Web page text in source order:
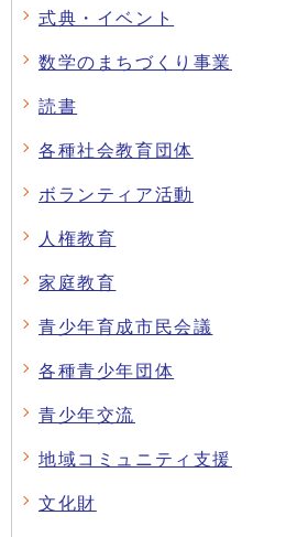
式典・イベント
数学のまちづくり事業
読書
各種社会教育団体
ボランティア活動
人権教育
家庭教育
青少年育成市民会議
各種青少年団体
青少年交流
地域コミュニティ支援
文化財